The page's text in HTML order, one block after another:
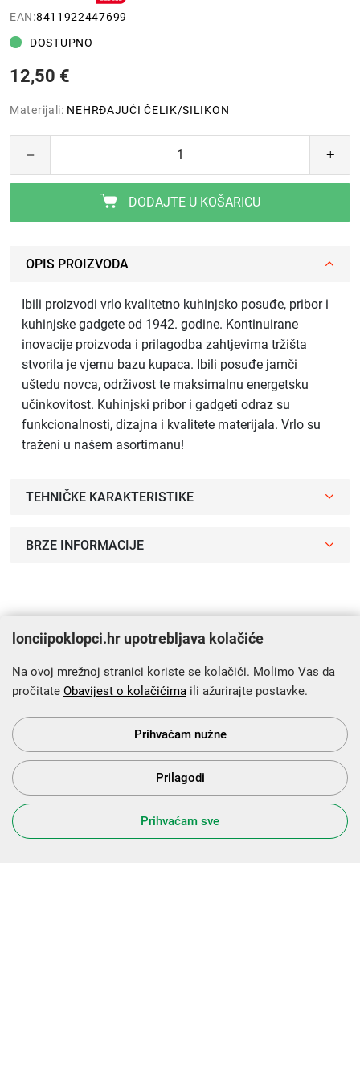
EAN:8411922447699
DOSTUPNO
12,50 €
Materijali: NEHRĐAJUĆI ČELIK/SILIKON
DODAJTE U KOŠARICU
OPIS PROIZVODA
Ibili proizvodi vrlo kvalitetno kuhinjsko posuđe, pribor i
kuhinjske gadgete od 1942. godine. Kontinuirane
inovacije proizvoda i prilagodba zahtjevima tržišta
stvorila je vjernu bazu kupaca. Ibili posuđe jamči
uštedu novca, održivost te maksimalnu energetsku
učinkovitost. Kuhinjski pribor i gadgeti odraz su
funkcionalnosti, dizajna i kvalitete materijala. Vrlo su
traženi u našem asortimanu!
TEHNIČKE KARAKTERISTIKE
BRZE INFORMACIJE
Video
lonciipoklopci.hr upotrebljava kolačiće
Na ovoj mrežnoj stranici koriste se kolačići. Molimo Vas da
pročitate Obavijest o kolačićima ili ažurirajte postavke.
Prihvaćam nužne
Prilagodi
Prihvaćam sve